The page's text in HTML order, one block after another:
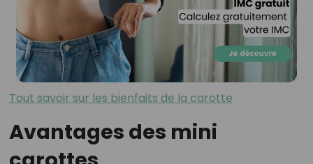
Tout savoir sur les bienfaits de la carotte
Avantages des mini